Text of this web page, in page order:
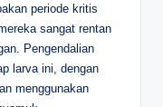
periode kritis
sangat rentan
Pengendalian
larva ini, dengan
menggunakan